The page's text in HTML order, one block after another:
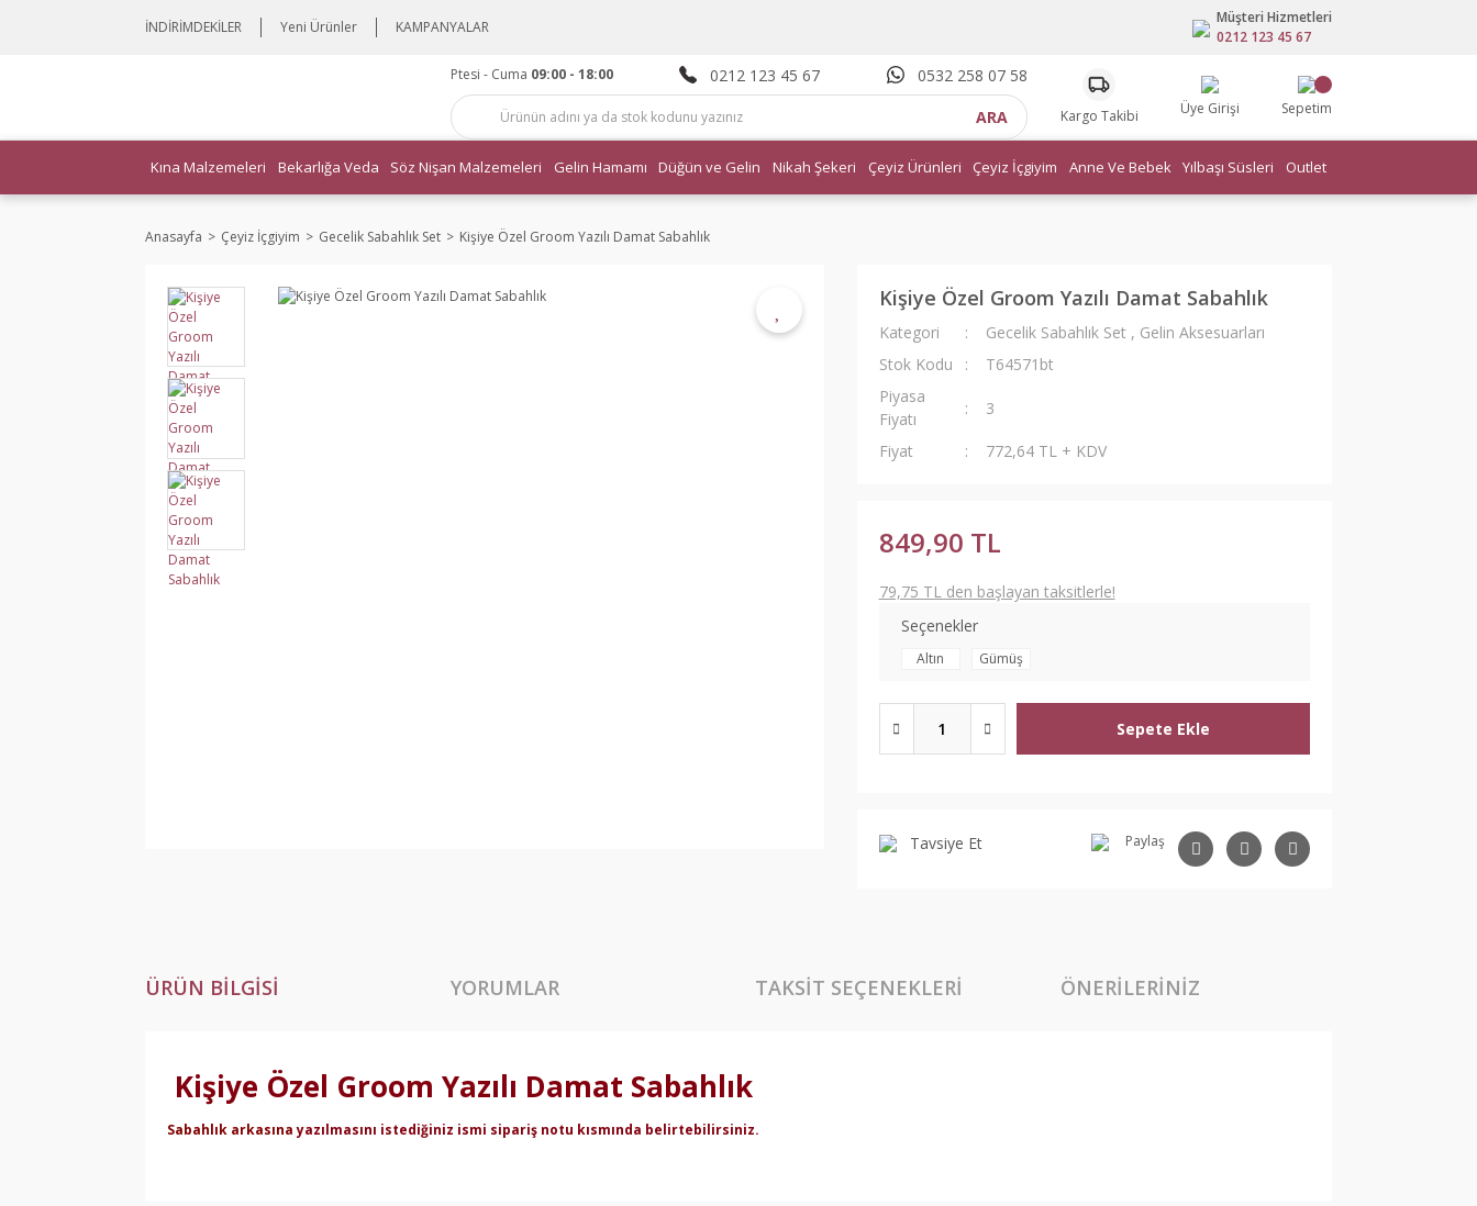
İNDİRİMDEKİLER Yeni Ürünler KAMPANYALAR
Müşteri Hizmetleri
0212 123 45 67
Ptesi - Cuma 09:00 - 18:00 0212 123 45 67 0532 258 07 58
ARA Kargo Takibi Üye Girişi Sepetim
Kına Malzemeleri Bekarlığa Veda Söz Nişan Malzemeleri Gelin Hamamı Düğün ve Gelin Nikah Şekeri Çeyiz Ürünleri Çeyiz İçgiyim Anne Ve Bebek Yılbaşı Süsleri Outlet
Anasayfa Çeyiz İçgiyim Gecelik Sabahlık Set Kişiye Özel Groom Yazılı Damat Sabahlık
Kişiye Özel Groom Yazılı Damat Sabahlık
Kategori Gecelik Sabahlık Set , Gelin Aksesuarları
Stok Kodu
T64571bt
Piyasa
Fiyatı
3
Fiyat 772,64 TL + KDV
849,90 TL
79,75 TL den başlayan taksitlerle!
Seçenekler
Altın Gümüş
Sepete Ekle
Tavsiye Et Paylaş
ÜRÜN BILGISI YORUMLAR TAKSIT SEÇENEKLERI ÖNERILERINIZ
Kişiye Özel Groom Yazılı Damat Sabahlık
Sabahlık arkasınayazılmasını istediğiniz ismi sipariş notu kısmında belirtebilirsiniz.